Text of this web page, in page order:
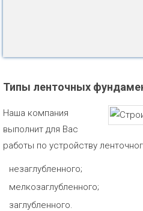
Типы ленточных
Наша компания
выполнит для Вас
работы по устройству
незаглубленного;
мелкозаглубленного;
заглубленного.